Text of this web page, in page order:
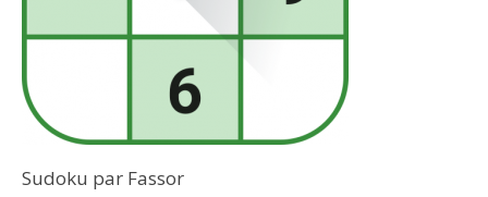
Sudoku par Fassor